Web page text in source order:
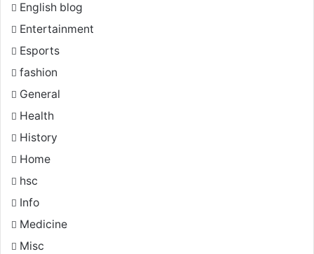
English blog
Entertainment
Esports
fashion
General
Health
History
Home
hsc
Info
Medicine
Misc